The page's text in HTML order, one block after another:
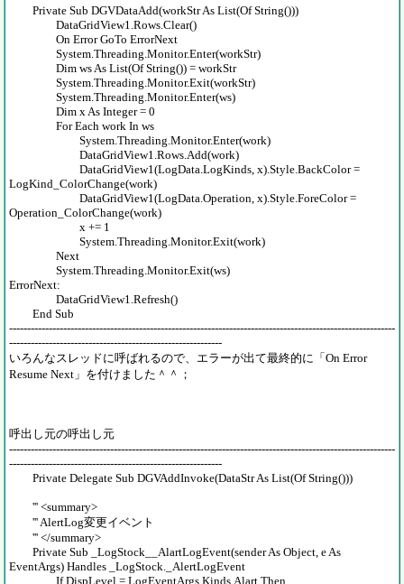
Private Sub DGVDataAdd(workStr As List(Of String()))
DataGridView1.Rows.Clear()
On Error GoTo ErrorNext
System.Threading.Monitor.Enter(workStr)
Dim ws As List(Of String()) = workStr
System.Threading.Monitor.Exit(workStr)
System.Threading.Monitor.Enter(ws)
Dim x As Integer = 0
For Each work In ws
System.Threading.Monitor.Enter(work)
DataGridView1.Rows.Add(work)
DataGridView1(LogData.LogKinds, x).Style.BackColor =
LogKind_ColorChange(work)
DataGridView1(LogData.Operation, x).Style.ForeColor =
Operation_ColorChange(work)
x += 1
System.Threading.Monitor.Exit(work)
Next
System.Threading.Monitor.Exit(ws)
ErrorNext:
DataGridView1.Refresh()
End Sub
-----------------------------------------------------------------------------------------------------------
-----------------------------------------------------------
いろんなスレッドに呼ばれるので、エラーが出て最終的に「On Error
Resume Next」を付けました＾＾；
呼出し元の呼出し元
-----------------------------------------------------------------------------------------------------------
-----------------------------------------------------------
Private Delegate Sub DGVAddInvoke(DataStr As List(Of String()))
''' <summary>
''' AlertLog変更イベント
''' </summary>
Private Sub _LogStock__AlartLogEvent(sender As Object, e As
EventArgs) Handles _LogStock._AlertLogEvent
If DispLevel = LogEventArgs.Kinds.Alart Then